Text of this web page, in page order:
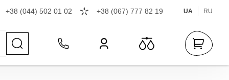
+38 (044) 502 01 02 +38 (067) 777 82 19 UA RU